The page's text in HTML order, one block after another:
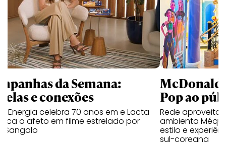
da Semana:
e conexões
Energia celebra 70 anos em e Lacta
o afeto em filme estrelado por
Sangalo
Pop ao
Rede aproveita
ambienta Méqui
estilo e
sul-coreana